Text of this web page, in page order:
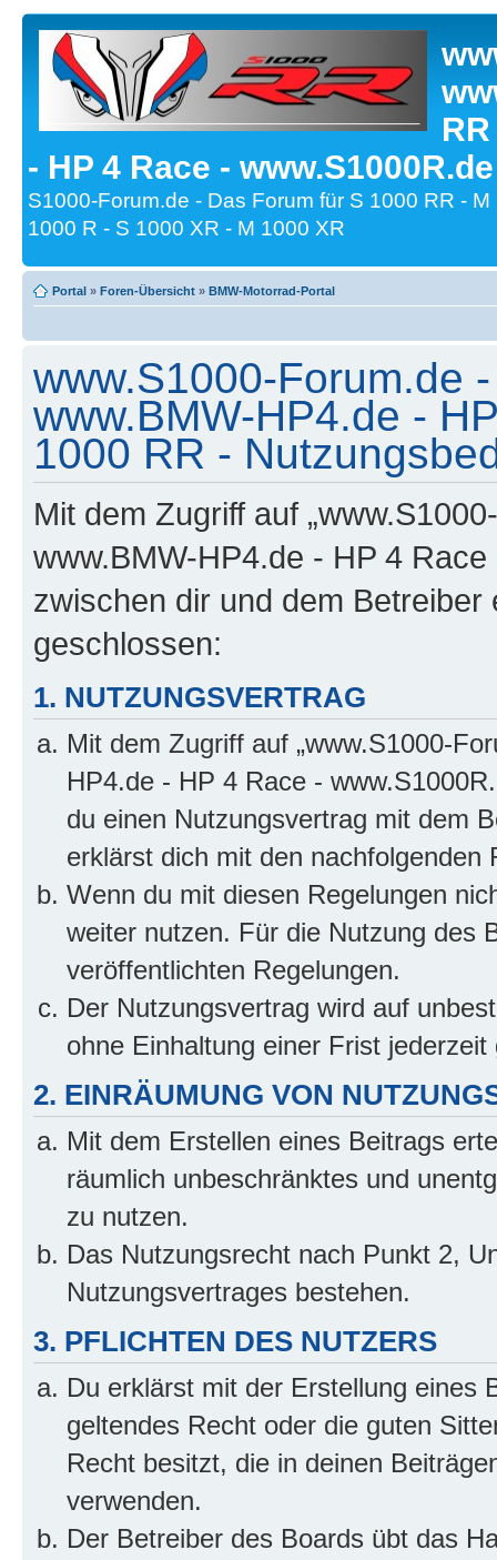
- HP 4 Race -
S1000-Forum.de - Das Forum für S 1000 RR -
1000 R - S 1000 XR - M 1000 XR
Portal » Foren-Übersicht » BMW-Motorrad-Portal
www.S1000-Forum.de
www.BMW-HP4.de -
1000 RR -
Mit dem Zugriff auf
www.BMW-HP4.de - HP 4
zwischen dir und dem
geschlossen:
1. NUTZUNGSVERTRAG
Mit dem Zugriff auf „www.S1000-
HP4.de - HP 4 Race -
du einen Nutzungsvertrag mit dem
erklärst dich mit den nachfolgenden
Wenn du mit diesen Regelungen
weiter nutzen. Für die Nutzung des
veröffentlichten Regelungen.
Der Nutzungsvertrag wird auf
ohne Einhaltung einer Frist
2. EINRÄUMUNG VON
Mit dem Erstellen eines Beitrags
räumlich unbeschränktes und
zu nutzen.
Das Nutzungsrecht nach Punkt 2,
Nutzungsvertrages bestehen.
3. PFLICHTEN DES NUTZERS
Du erklärst mit der Erstellung eines
geltendes Recht oder die guten
Recht besitzt, die in deinen
verwenden.
Der Betreiber des Boards übt das